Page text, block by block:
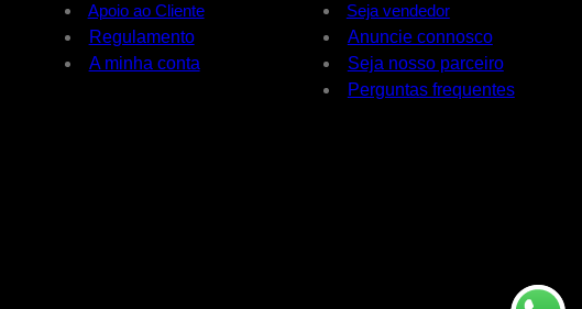
Apoio ao Cliente
Regulamento
A minha conta
Seja vendedor
Anuncie connosco
Seja nosso parceiro
Perguntas frequentes